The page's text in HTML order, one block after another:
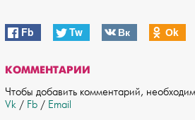
Fb Tw Вк Оk
КОММЕНТАРИИ
Чтобы добавить комментарий,
Vk / Fb / Email